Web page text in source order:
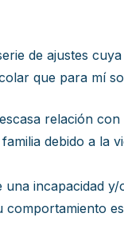
de ajustes
que para mí
relación con
debido a la
incapacidad